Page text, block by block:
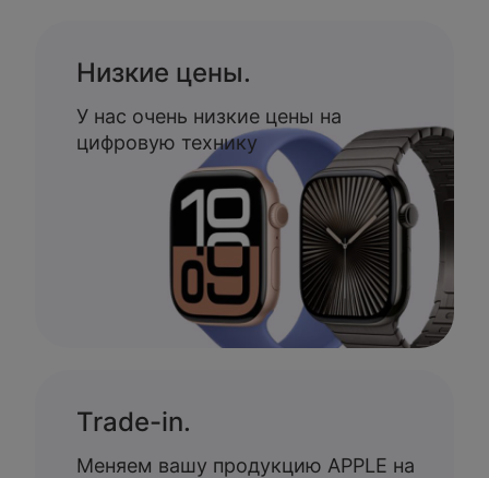
Низкие цены.
У нас очень низкие цены на
цифровую технику
Trade-in.
Меняем вашу продукцию APPLE на